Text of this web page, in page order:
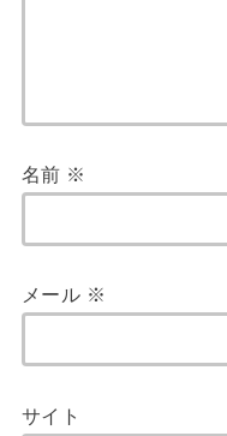
名前 ※
メール ※
サイト